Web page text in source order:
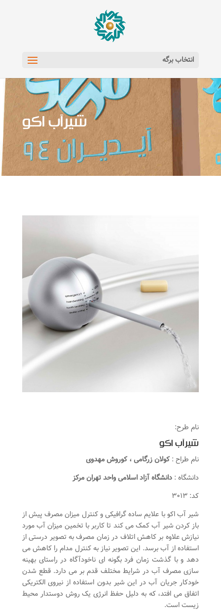
انتخاب برگه
شیرآب اکو
نام طرح:
شیرآب اکو
نام طراح : کولان زرگامی ، کوروش مهدوی
دانشگاه : دانشگاه آزاد اسلامی واحد تهران مرکز
کد: ۳۰۱۳
شیر آب اکو با علایم ساده گرافیکی و کنترل میزان مصرف پیش از
باز کردن شیر آب کمک می کند تا کاربر با تخمین میزان آب مورد
نیازش علاوه بر کاهش اتلاف در زمان مصرف به تصویر درستی از
استفاده از آب برسد. این تصویر نیاز به کنترل مدام را کاهش می
دهد و با گذشت زمان فرد بگونه ای ناخودآگاه در راستای بهینه
سازی مصرف آب در شرایط مختلف قدم بر می دارد. قطع شدن
خودکار جریان آب در این شیر بدون استفاده از نیروی الکتریکی
اتفاق می افتد، که به دلیل حفظ انرژی یک روش دوستدار محیط
زیست است.